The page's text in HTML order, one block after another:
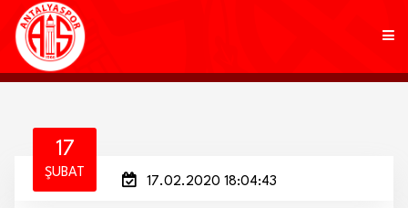
KULÜP
FUTBOL
17
ŞUBAT
17.02.2020 18:04:43